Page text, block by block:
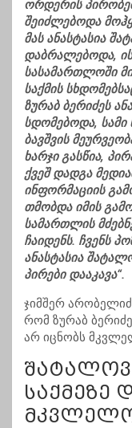
ორდერის
შეიძლებოდა
მას ანასტასია
დაბრალებოდა,
სასამართლოში
საქმის
ზურაბ ბერიძეს
სდომებოდა,
ბავშვის
ხარჯი გასწია,
ქვეშ დადგა
ინფორმაციის
თმობდა იმის
სამართლის
ჩაიდენს. ჩვენს
ანასტასია
პირები დააკავა“.
ჯიმშერ
რომ ზურაბ
არ იცნობს
საქმეზე